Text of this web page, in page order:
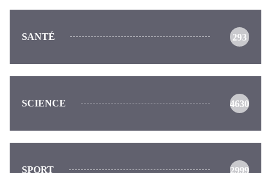
SANTÉ 293
SCIENCE 4630
SPORT 2999